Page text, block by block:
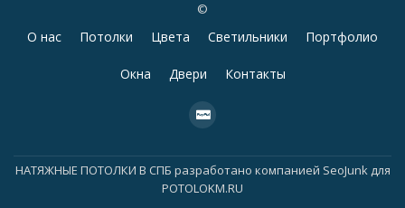
©
Дополнительное
О нас Потолки Цвета Светильники Портфолио
Окна Двери Контакты
fa-
cc-
НАТЯЖНЫЕ ПОТОЛКИ В СПБ разработано компанией SeoJunk для
POTOLOKM.RU